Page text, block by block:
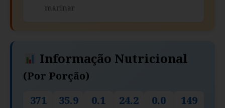
marinar
Informação Nutricional
(por Porção)
371
35.9 0.1 24.2 0.0 149